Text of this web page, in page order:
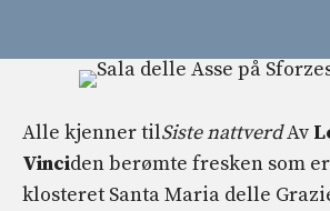
Alle kjenner tilSiste nattverdAv
Vinciden berømte fresken som
klosteret Santa Maria delle